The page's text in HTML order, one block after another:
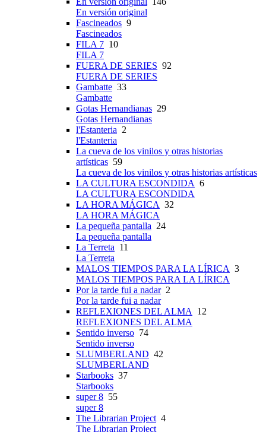
En versión original
Fascineados 9
Fascineados
FILA 7 10
FILA 7
FUERA DE SERIES 92
FUERA DE SERIES
Gambatte 33
Gambatte
Gotas Hernandianas 29
Gotas Hernandianas
l'Estanteria 2
l'Estanteria
La cueva de los vinilos y otras historias
artísticas 59
La cueva de los vinilos y otras historias artísticas
LA CULTURA ESCONDIDA 6
LA CULTURA ESCONDIDA
LA HORA MÁGICA 32
LA HORA MÁGICA
La pequeña pantalla 24
La pequeña pantalla
La Terreta 11
La Terreta
MALOS TIEMPOS PARA LA LÍRICA 3
MALOS TIEMPOS PARA LA LÍRICA
Por la tarde fui a nadar2
Por la tarde fui a nadar
REFLEXIONES DEL ALMA 12
REFLEXIONES DEL ALMA
Sentido inverso 74
Sentido inverso
SLUMBERLAND 42
SLUMBERLAND
Starbooks 37
Starbooks
super 8 55
super 8
The Librarian Project4
The Librarian Project